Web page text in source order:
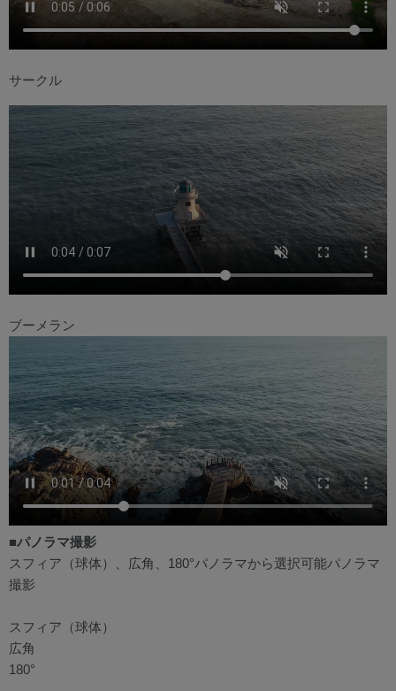
サークル
ブーメラン
■パノラマ撮影
スフィア（球体）、広角、180°パノラマから選択可能パノラマ
撮影
スフィア（球体）
広角
180°